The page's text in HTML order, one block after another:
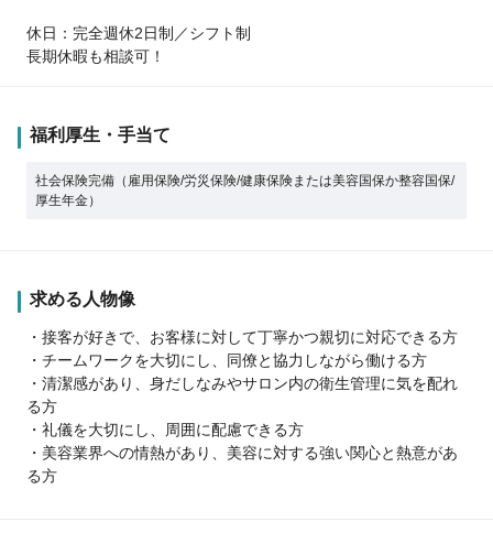
休日：完全週休2日制／シフト制
長期休暇も相談可！
福利厚生・手当て
社会保険完備（雇用保険/労災保険/健康保険または美容国保か整容国保/
厚生年金）
求める人物像
・接客が好きで、お客様に対して丁寧かつ親切に対応できる方
・チームワークを大切にし、同僚と協力しながら働ける方
・清潔感があり、身だしなみやサロン内の衛生管理に気を配れ
る方
・礼儀を大切にし、周囲に配慮できる方
・美容業界への情熱があり、美容に対する強い関心と熱意があ
る方